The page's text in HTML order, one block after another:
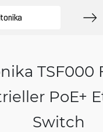
TSF000
PoE+
Switch